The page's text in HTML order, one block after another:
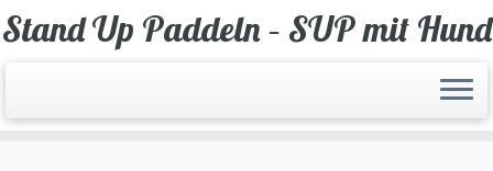
Zum
Inhalt
Stand Up Paddeln – SUP mit Hund